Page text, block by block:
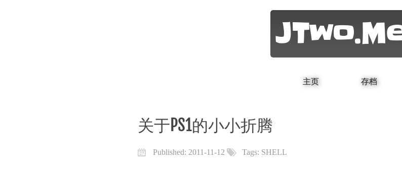
主页 存档
关于PS1的小小折腾
Published: 2011-11-12 Tags: SHELL